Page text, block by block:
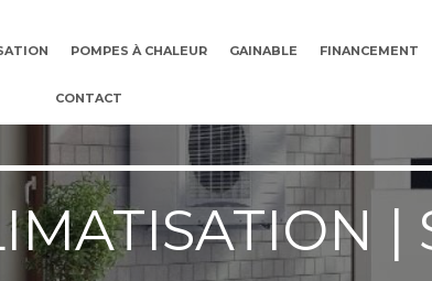
POMPES À CHALEUR GAINABLE FINANCEMENT
CONTACT
|